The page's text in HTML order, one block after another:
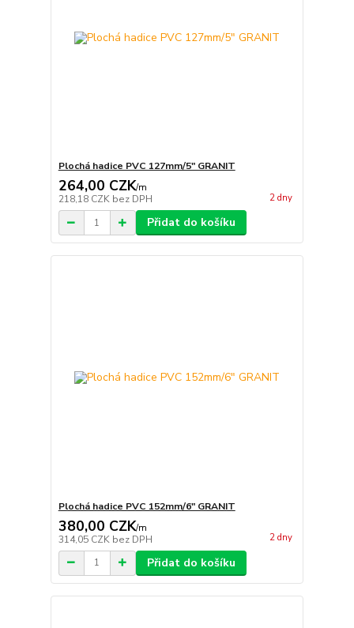
Plochá hadice PVC 127mm/5" GRANIT
264,00 CZK/m
218,18 CZK bez DPH 2 dny
Přidat do košíku
Plochá hadice PVC 152mm/6" GRANIT
380,00 CZK/m
314,05 CZK bez DPH 2 dny
Přidat do košíku